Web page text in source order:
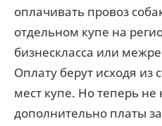
оплачивать провоз
отдельном купе на
бизнескласса или
Оплату берут исходя из
мест купе. Но теперь не
дополнительно платы